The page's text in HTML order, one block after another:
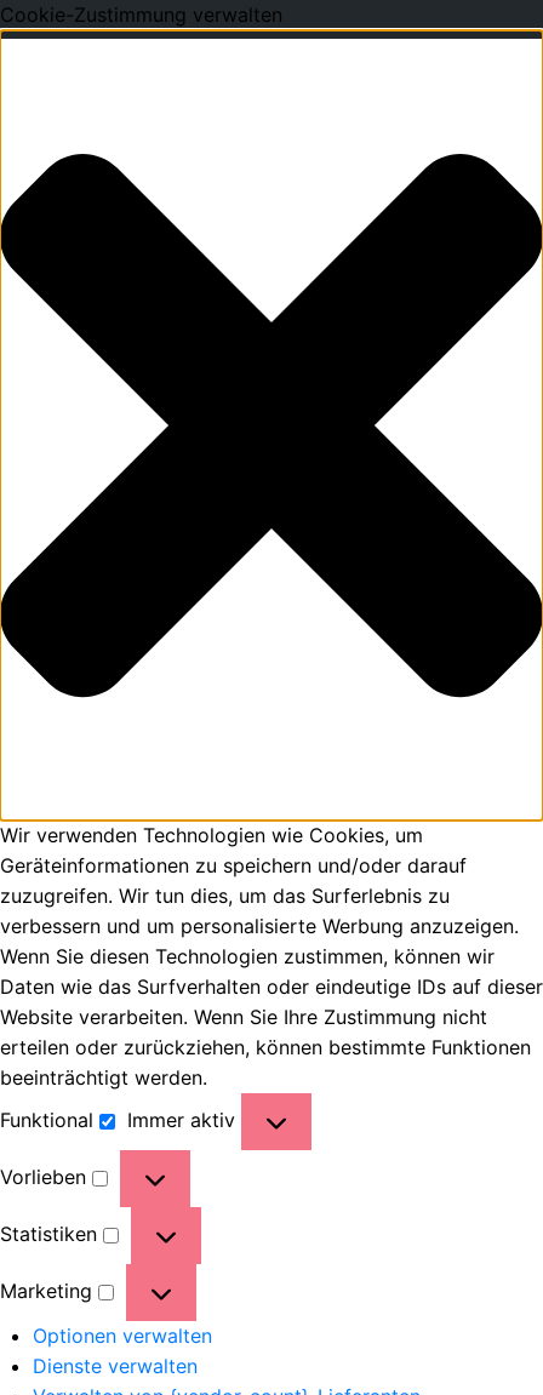
Cookie-Zustimmung verwalten
Wir verwenden Technologien wie Cookies, um
Geräteinformationen zu speichern und/oder darauf
zuzugreifen. Wir tun dies, um das Surferlebnis zu
verbessern und um personalisierte Werbung anzuzeigen.
Wenn Sie diesen Technologien zustimmen, können wir
Daten wie das Surfverhalten oder eindeutige IDs auf dieser
Website verarbeiten. Wenn Sie Ihre Zustimmung nicht
erteilen oder zurückziehen, können bestimmte Funktionen
beeinträchtigt werden.
Funktional
Immer aktiv
Vorlieben
Statistiken
Marketing
Optionen verwalten
Dienste verwalten